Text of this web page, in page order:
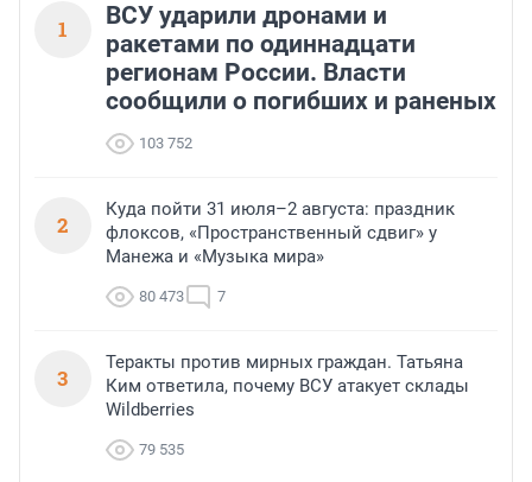
1
ВСУ ударили дронами и
ракетами по одиннадцати
регионам России. Власти
сообщили о погибших и раненых
103 752
2
Куда пойти 31 июля–2 августа: праздник
флоксов, «Пространственный сдвиг» у
Манежа и «Музыка мира»
80 473 7
3
Теракты против мирных граждан. Татьяна
Ким ответила, почему ВСУ атакует склады
Wildberries
79 535